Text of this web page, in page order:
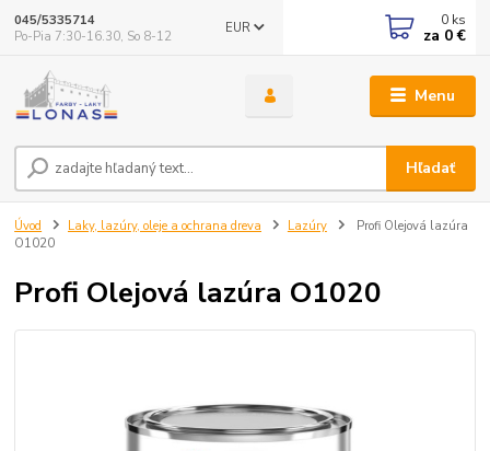
Menu
EUR
Hľadať
045/5335714
Po-Pia 7:30-16.30, So 8-12
0 ks
za 0 €
Úvod Laky, lazúry, oleje a ochrana dreva Lazúry
Profi Olejová lazúra
O1020
Profi Olejová lazúra O1020